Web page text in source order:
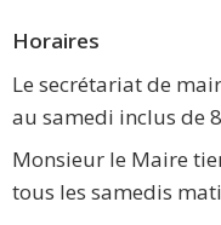
Horaires
Le secrétariat de
au samedi inclus de
Monsieur le Maire
tous les samedis